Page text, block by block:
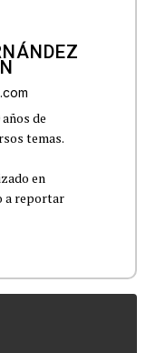
de
temas.
en
a reportar